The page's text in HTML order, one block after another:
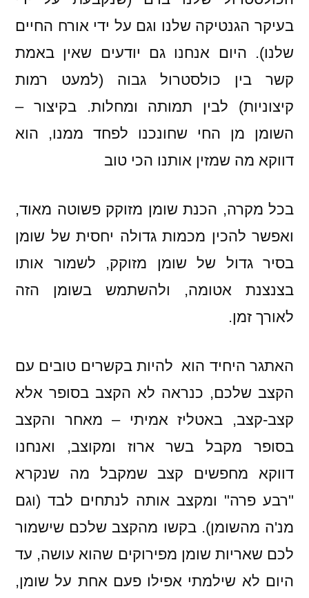
בעיקר הגנטיקה שלנו וגם על ידי אורח החיים
שלנו). היום אנחנו גם יודעים שאין באמת
קשר בין כולסטרול גבוה (למעט רמות
קיצוניות) לבין תמותה ומחלות. בקיצור –
השומן מן החי שחונכנו לפחד ממנו, הוא
דווקא מה שמזין אותנו הכי טוב
בכל מקרה, הכנת שומן מזוקק פשוטה מאוד,
ואפשר להכין מכמות גדולה יחסית של שומן
בסיר גדול של שומן מזוקק, לשמור אותו
בצנצנת אטומה, ולהשתמש בשומן הזה
לאורך זמן.
האתגר היחיד הוא להיות בקשרים טובים עם
הקצב שלכם, כנראה לא הקצב בסופר אלא
קצב-קצב, באטליז אמיתי – מאחר והקצב
בסופר מקבל בשר ארוז ומקוצב, ואנחנו
דווקא מחפשים קצב שמקבל מה שנקרא
"רבע פרה" ומקצב אותה לנתחים לבד (וגם
מנ'ה מהשומן). בקשו מהקצב שלכם שישמור
לכם שאריות שומן מפירוקים שהוא עושה, עד
היום לא שילמתי אפילו פעם אחת על שומן,